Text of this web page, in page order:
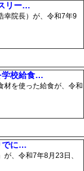
リー…
幸院長）が、令和7年9
学校給食…
を使った給食が、令和
でに…
、令和7年8月23日、